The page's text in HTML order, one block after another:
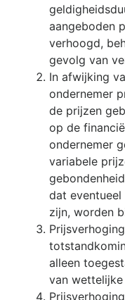
aangeboden
verhoogd,
gevolg van
In afwijking
ondernemer
de prijzen
op de
ondernemer
variabele
dat
zijn, worden
alleen
van